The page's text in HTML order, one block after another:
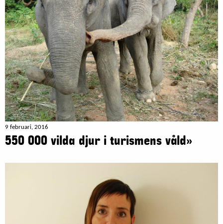
9 februari, 2016
550 000 vilda djur i turismens våld»